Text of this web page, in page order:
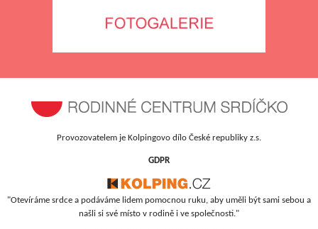
Provozovatelem je Kolpingovo dílo České republiky z.s.
GDPR
"Otevíráme srdce a podáváme lidem pomocnou ruku, aby uměli být sami sebou a
našli si své místo v rodině i ve společnosti."